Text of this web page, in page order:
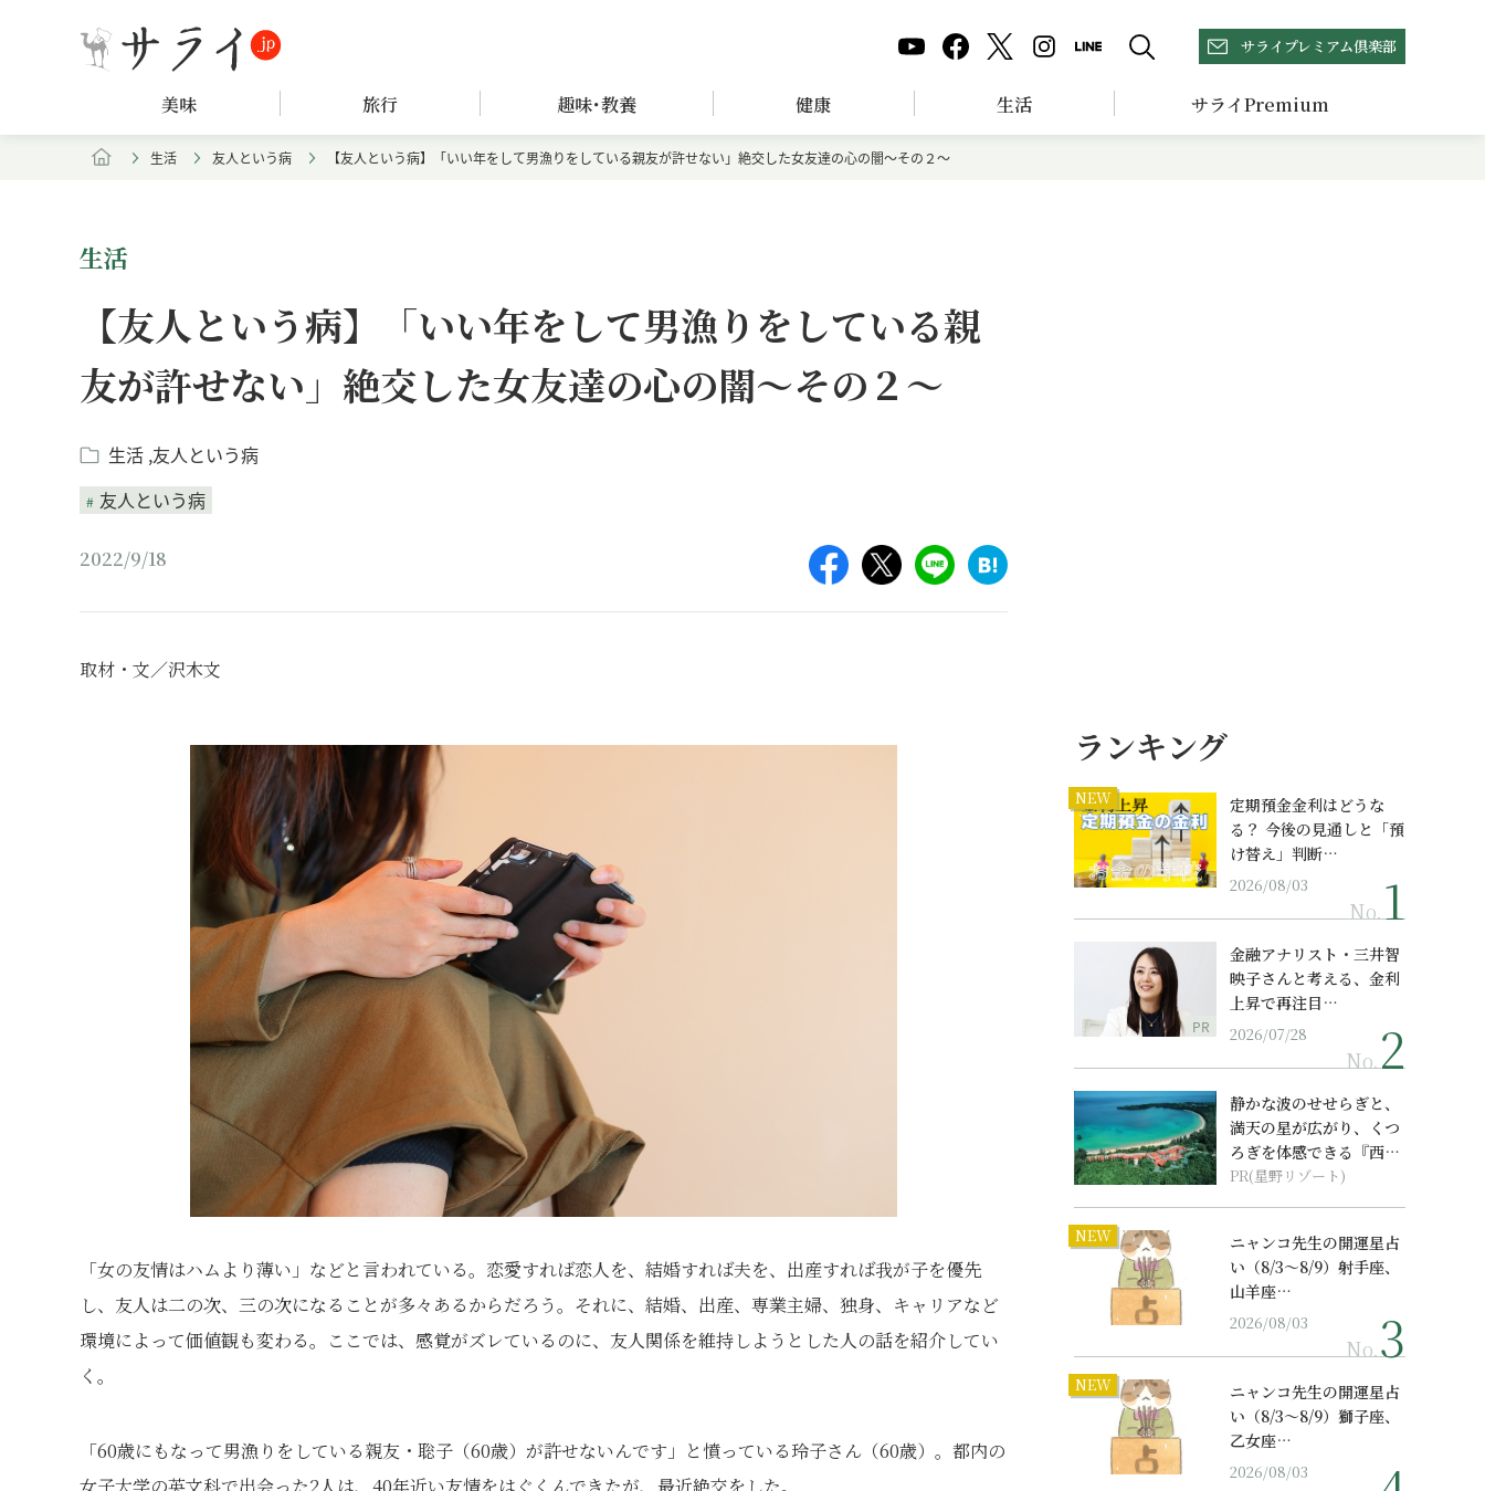
サライプレミアム倶楽部
美味 旅行 趣味･教養 健康 生活 サライPremium
生活 友人という病 【友人という病】「いい年をして男漁りをしている親友が許せない」絶交した女友達の心の闇～その２～
生活
【友人という病】「いい年をして男漁りをしている親
友が許せない」絶交した女友達の心の闇～その２～
生活 友人という病
友人という病
2022/9/18
取材・文／沢木文
「女の友情はハムより薄い」などと言われている。恋愛すれば恋人を、結婚すれば夫を、出産すれば我が子を優先
し、友人は二の次、三の次になることが多々あるからだろう。それに、結婚、出産、専業主婦、独身、キャリアなど
環境によって価値観も変わる。ここでは、感覚がズレているのに、友人関係を維持しようとした人の話を紹介してい
く。
「60歳にもなって男漁りをしている親友・聡子（60歳）が許せないんです」と憤っている玲子さん（60歳）。都内の
ランキング
NEW
定期預金金利はどうな
る？ 今後の見通しと「預
け替え」判断…
2026/08/03
No.
PR
金融アナリスト・三井智
映子さんと考える、金利
上昇で再注目…
2026/07/28
No.
静かな波のせせらぎと、
満天の星が広がり、くつ
ろぎを体感できる『西表
島ホテル by...
PR(星野リゾート)
NEW
ニャンコ先生の開運星占
い（8/3～8/9）射手座、
山羊座…
2026/08/03
No.
NEW
ニャンコ先生の開運星占
い（8/3～8/9）獅子座、
乙女座…
2026/08/03